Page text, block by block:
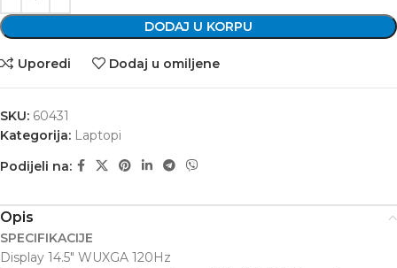
DODAJ U KORPU
Uporedi Dodaj u omiljene
SKU: 60431
Kategorija: Laptopi
Podijeli na:
Opis
SPECIFIKACIJE
Display 14.5″ WUXGA 120Hz